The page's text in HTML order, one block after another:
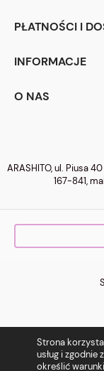
Strona
usług i zgodnie z
określić
PŁATNOŚCI I
INFORMACJE
O NAS
ARASHITO, ul. Piusa
167-841,